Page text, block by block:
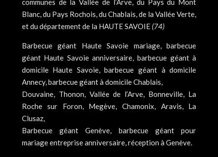
communes de la Vallée de l’Arve, du Pays du Mont
Blanc, du Pays Rochois, du Chablais, de la Vallée Verte,
et du département de la HAUTE SAVOIE (74)
Barbecue géant Haute Savoie mariage, barbecue
géant Haute Savoie anniversaire, barbecue géant à
domicile Haute Savoie, barbecue géant à domicile
Annecy, barbecue géant à domicile Chablais,
Douvaine, Thonon, Vallée de l’Arve, Bonneville, La
Roche sur Foron, Megève, Chamonix, Aravis, La
Clusaz,
Barbecue géant Genève, barbecue géant pour
mariage entreprise anniversaire, réception à Genève.